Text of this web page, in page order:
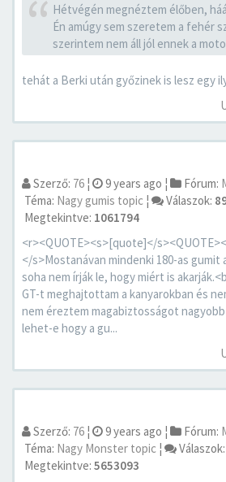
Hétvégén megnéztem élőben,
Én amúgy sem szeretem a fehér
szerintem nem áll jól ennek a
tehát a Berki után győzinek is lesz egy
Szerző: 76 ¦ 9 years ago ¦ Fórum:
Téma: Nagy gumis topic ¦ Válaszok:
Megtekintve: 1061794
<r><QUOTE><s>[quote]</
</s>Mostanávan mindenki 180-as gumit
soha nem írják le, hogy miért is
GT-t meghajtottam a kanyarokban és
nem éreztem magabiztosságot
lehet-e hogy a gu...
Szerző: 76 ¦ 9 years ago ¦ Fórum:
Téma: Nagy Monster topic ¦ Válaszok:
Megtekintve: 5653093